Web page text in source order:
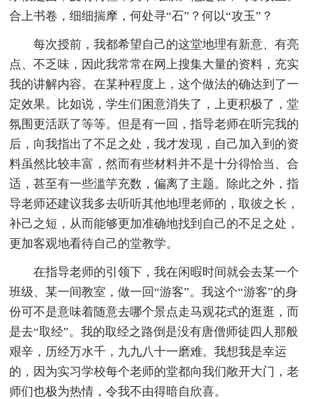
合上书卷，细细揣摩，何处寻“石”？何以“攻玉”？
每次授前，我都希望自己的这堂地理有新意、有亮
点、不乏味，因此我常常在网上搜集大量的资料，充实
我的讲解内容。在某种程度上，这个做法的确达到了一
定效果。比如说，学生们困意消失了，上更积极了，堂
氛围更活跃了等等。但是有一回，指导老师在听完我的
后，向我指出了不足之处，我才发现，自己加入到的资
料虽然比较丰富，然而有些材料并不是十分得恰当、合
适，甚至有一些滥竽充数，偏离了主题。除此之外，指
导老师还建议我多去听听其他地理老师的，取彼之长，
补己之短，从而能够更加准确地找到自己的不足之处，
更加客观地看待自己的堂教学。
在指导老师的引领下，我在闲暇时间就会去某一个
班级、某一间教室，做一回“游客”。我这个“游客”的身
份可不是意味着随意去哪个景点走马观花式的逛逛，而
是去“取经”。我的取经之路倒是没有唐僧师徒四人那般
艰辛，历经万水千，九九八十一磨难。我想我是幸运
的，因为实习学校每个老师的堂都向我们敞开大门，老
师们也极为热情，令我不由得暗自欣喜。